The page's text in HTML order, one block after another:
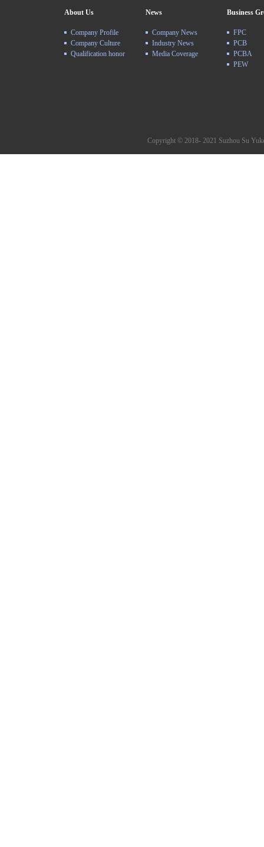
About Us
Company Profile
Company Culture
Qualification honor
News
Company News
Industry News
Media Coverage
Business
FPC
PCB
PCBA
PEW
Copyright © 2018- 2021 Suzhou Su